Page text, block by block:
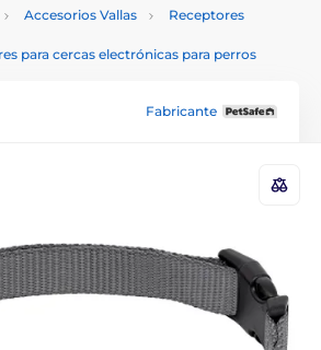
Accesorios Vallas
Receptores
para cercas electrónicas para perros
Fabricante